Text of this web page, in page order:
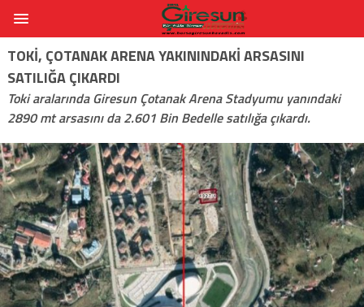
TOKİ, ÇOTANAK ARENA YAKININDAKI ARSASINI
SATILIĞA ÇIKARDI
Toki aralarında Giresun Çotanak Arena Stadyumu yanındaki
2890 mt arsasını da 2.601 Bin Bedelle satılığa çıkardı.